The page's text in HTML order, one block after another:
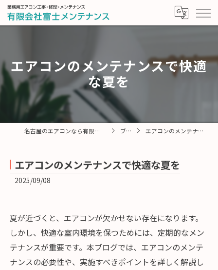
エアコンのメンテナンスで快適
な夏を
名古屋のエアコンなら有限会社富士メンテナンス ブログ エアコンのメンテナンスで快適な夏を
エアコンのメンテナンスで快適な夏を
2025/09/08
夏が近づくと、エアコンが欠かせない存在になります。
しかし、快適な室内環境を保つためには、定期的なメン
テナンスが重要です。本ブログでは、エアコンのメンテ
ナンスの必要性や、実施すべきポイントを詳しく解説し